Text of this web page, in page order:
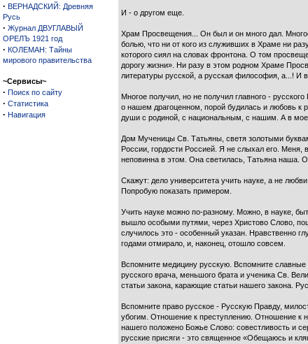
· ВЕРНАДСКИЙ: Древняя
Русь
· Журнал ДВУГЛАВЫЙ
ОРЕЛЪ 1921 год
· КОЛЕМАН: Тайны
мирового правительства
~Сервисы~
· Поиск по сайту
· Статистика
· Навигация
И - о другом еще.
Храм Просвещения... Он был и он много дал.
болью, что ни от кого из служивших в Храме ни
которого сиял на словах фронтона. О том
дорогу жизни». Ни разу в этом родном Храме
литературы русской, а русская философия, а...! И
Многое получил, но не получил главного -
о нашем драгоценном, порой будилась и любовь
души с родиной, с нацио­нальным, с нашим. А в мое
Дом Мученицы Св. Татьяны, светя золотыми
России, гордости Россией. Я не слы­хал его.
неповинна в этом. Она све­тилась, Татьяна наша.
Скажут: дело университета учить науке, а не
Попробую показать примером.
Учить науке можно по-разному. Можно, в науке,
вышло особыми путями, через Хрис­тово Слово,
случилось это - особенный указан. Нравственно
годами от­мирало, и, наконец, отошло совсем.
Вспомните медицину русскую. Вспомните славные
русского врача, меньшого брата и ученика Св.
статьи закона, карающие статьи на­шего закона.
Вспомните право русское - Русскую Правду,
убогим. Отношение к преступлению. Отношение к
нашего положено Божье Слово: совестливость и
русские при­сяги - это священное «Обещаюсь и